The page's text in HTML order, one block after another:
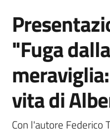
Novità
Servizi
Vivere
Pieve
Cento
Salta al contenuto
"Fuga dalla
vita di
Con l'autore Federico